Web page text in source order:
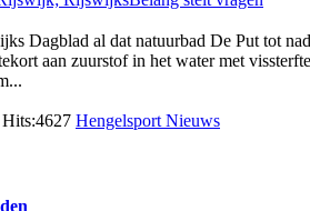
Dagblad al dat natuurbad De Put tot
aan zuurstof in het water met
Hengelsport Nieuws